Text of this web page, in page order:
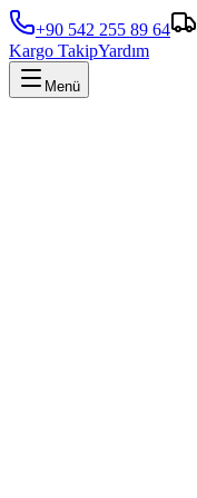
+90 542 255 89 64
Kargo TakipYardım
Menü